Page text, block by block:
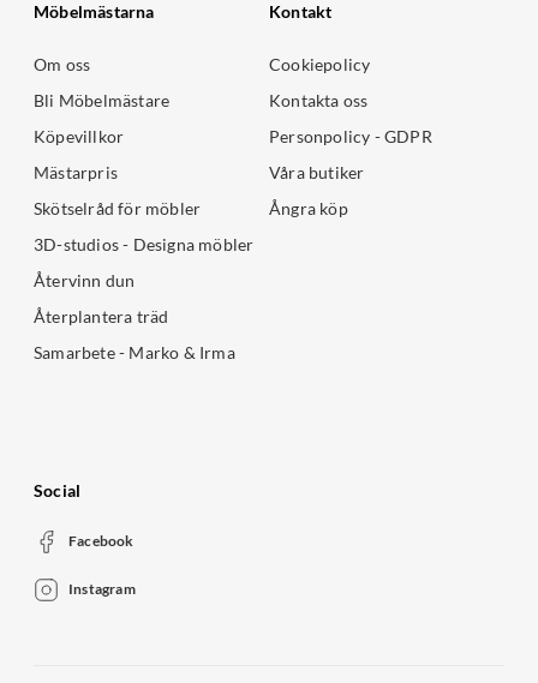
Möbelmästarna
Om oss
Bli Möbelmästare
Köpevillkor
Mästarpris
Skötselråd för möbler
3D-studios - Designa möbler
Återvinn dun
Återplantera träd
Samarbete - Marko & Irma
Kontakt
Cookiepolicy
Kontakta oss
Personpolicy - GDPR
Våra butiker
Ångra köp
Social
Facebook
Instagram